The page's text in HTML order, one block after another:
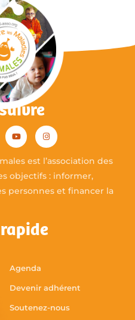
est l’association des
objectifs : informer,
personnes et financer la
Agenda
Devenir adhérent
Soutenez-nous